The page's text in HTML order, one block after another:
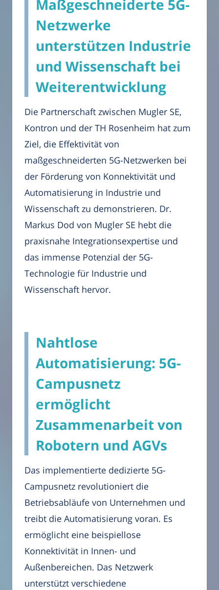
Maßgeschneiderte 5G-
Netzwerke
unterstützen Industrie
und Wissenschaft bei
Weiterentwicklung
Die Partnerschaft zwischen Mugler SE,
Kontron und der TH Rosenheim hat zum
Ziel, die Effektivität von
maßgeschneiderten 5G-Netzwerken bei
der Förderung von Konnektivität und
Automatisierung in Industrie und
Wissenschaft zu demonstrieren. Dr.
Markus Dod von Mugler SE hebt die
praxisnahe Integrationsexpertise und
das immense Potenzial der 5G-
Technologie für Industrie und
Wissenschaft hervor.
Nahtlose
Automatisierung: 5G-
Campusnetz
ermöglicht
Zusammenarbeit von
Robotern und AGVs
Das implementierte dedizierte 5G-
Campusnetz revolutioniert die
Betriebsabläufe von Unternehmen und
treibt die Automatisierung voran. Es
ermöglicht eine beispiellose
Konnektivität in Innen- und
Außenbereichen. Das Netzwerk
unterstützt verschiedene